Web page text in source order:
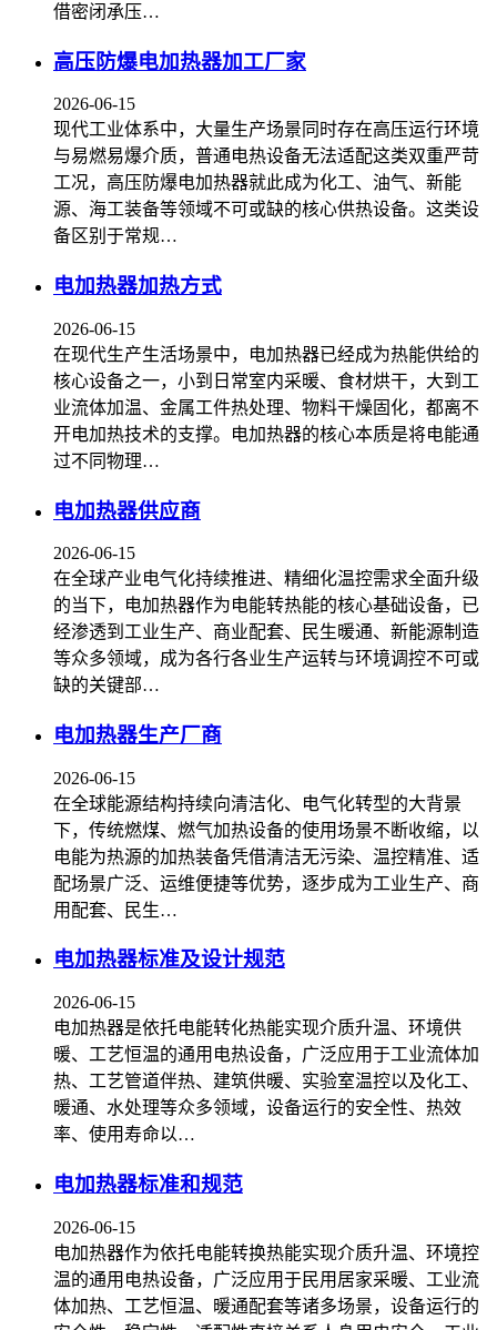
借密闭承压…
高压防爆电加热器加工厂家
2026-06-15
现代工业体系中，大量生产场景同时存在高压运行环境
与易燃易爆介质，普通电热设备无法适配这类双重严苛
工况，高压防爆电加热器就此成为化工、油气、新能
源、海工装备等领域不可或缺的核心供热设备。这类设
备区别于常规…
电加热器加热方式
2026-06-15
在现代生产生活场景中，电加热器已经成为热能供给的
核心设备之一，小到日常室内采暖、食材烘干，大到工
业流体加温、金属工件热处理、物料干燥固化，都离不
开电加热技术的支撑。电加热器的核心本质是将电能通
过不同物理…
电加热器供应商
2026-06-15
在全球产业电气化持续推进、精细化温控需求全面升级
的当下，电加热器作为电能转热能的核心基础设备，已
经渗透到工业生产、商业配套、民生暖通、新能源制造
等众多领域，成为各行各业生产运转与环境调控不可或
缺的关键部…
电加热器生产厂商
2026-06-15
在全球能源结构持续向清洁化、电气化转型的大背景
下，传统燃煤、燃气加热设备的使用场景不断收缩，以
电能为热源的加热装备凭借清洁无污染、温控精准、适
配场景广泛、运维便捷等优势，逐步成为工业生产、商
用配套、民生…
电加热器标准及设计规范
2026-06-15
电加热器是依托电能转化热能实现介质升温、环境供
暖、工艺恒温的通用电热设备，广泛应用于工业流体加
热、工艺管道伴热、建筑供暖、实验室温控以及化工、
暖通、水处理等众多领域，设备运行的安全性、热效
率、使用寿命以…
电加热器标准和规范
2026-06-15
电加热器作为依托电能转换热能实现介质升温、环境控
温的通用电热设备，广泛应用于民用居家采暖、工业流
体加热、工艺恒温、暖通配套等诸多场景，设备运行的